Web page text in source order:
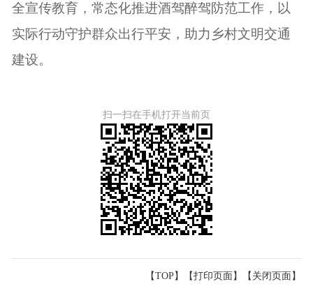
全宣传教育，常态化推进酒驾醉驾防范工作，以
实际行动守护群众出行平安，助力乡村文明交通
建设。
扫一扫在手机打开当前页
【TOP】 【打印页面 】【 关闭页面 】